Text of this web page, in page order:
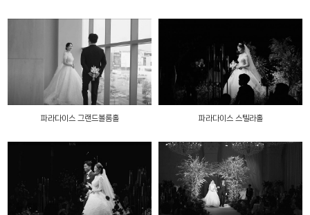
파라다이스 그랜드볼룸홀 파라다이스 스텔라홀